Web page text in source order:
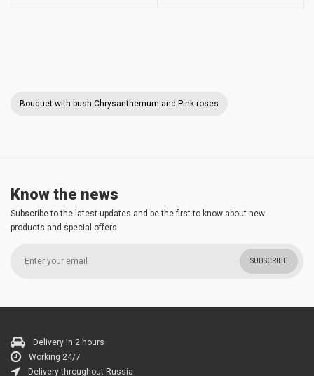
Bouquet with bush Chrysanthemum and Pink roses
Know the news
Subscribe to the latest updates and be the first to know about new
products and special offers
SUBSCRIBE
Delivery in 2 hours
Working 24/7
Delivery throughout Russia